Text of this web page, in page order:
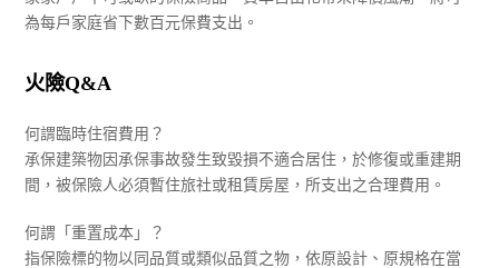
為每戶家庭省下數百元保費支出。
火險Q&A
何謂臨時住宿費用？
承保建築物因承保事故發生致毀損不適合居住，於修復或重建期
間，被保險人必須暫住旅社或租賃房屋，所支出之合理費用。
何謂「重置成本」？
指保險標的物以同品質或類似品質之物，依原設計、原規格在當